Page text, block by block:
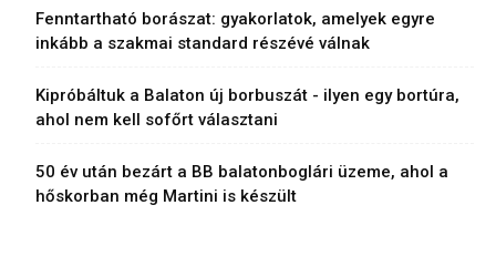
Fenntartható borászat: gyakorlatok, amelyek egyre
inkább a szakmai standard részévé válnak
Kipróbáltuk a Balaton új borbuszát - ilyen egy bortúra,
ahol nem kell sofőrt választani
50 év után bezárt a BB balatonboglári üzeme, ahol a
hőskorban még Martini is készült